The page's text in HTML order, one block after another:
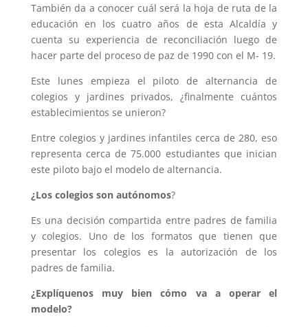
También da a conocer cuál será la hoja de ruta de la
educación en los cuatro años de esta Alcaldía y
cuenta su experiencia de reconciliación luego de
hacer parte del proceso de paz de 1990 con el M- 19.
Este lunes empieza el piloto de alternancia de
colegios y jardines privados, ¿finalmente cuántos
establecimientos se unieron?
Entre colegios y jardines infantiles cerca de 280, eso
representa cerca de 75.000 estudiantes que inician
este piloto bajo el modelo de alternancia.
¿Los colegios son autónomos?
Es una decisión compartida entre padres de familia
y colegios. Uno de los formatos que tienen que
presentar los colegios es la autorización de los
padres de familia.
¿Explíquenos muy bien cómo va a operar el
modelo?